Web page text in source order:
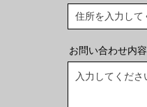
お問い合わせ内容